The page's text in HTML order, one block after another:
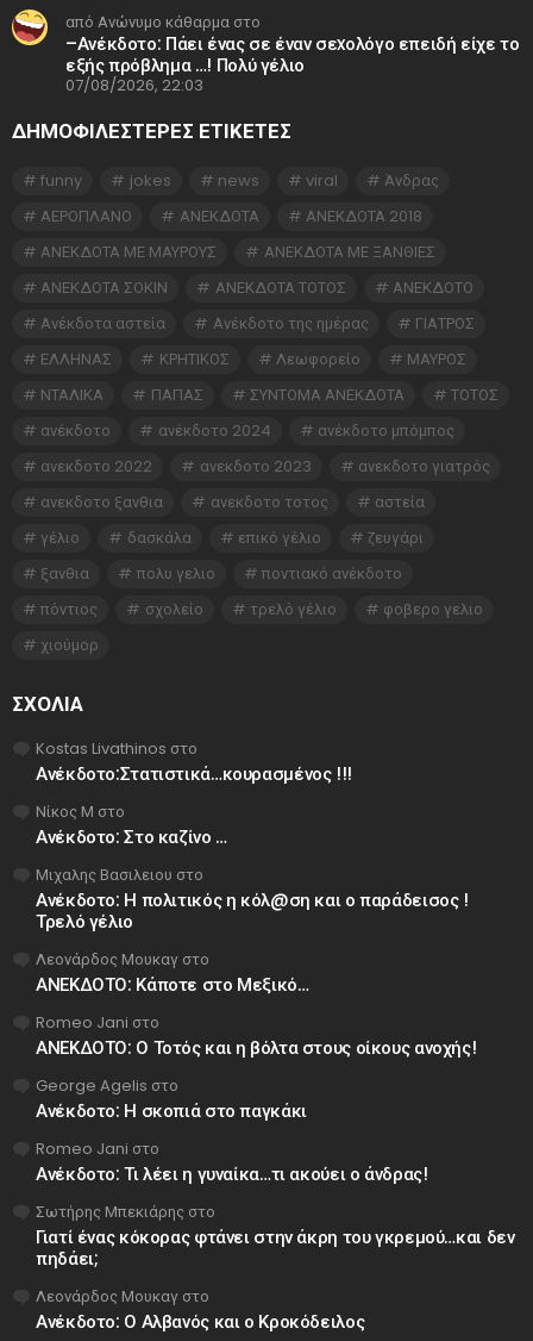
από Ανώνυμο κάθαρμα στο
–Ανέκδοτο: Πάει ένας σε έναν σεxολόγο επειδή είχε το
εξής πρόβλημα …! Πολύ γέλιο
07/08/2026, 22:03
ΔΗΜΟΦΙΛΕΣΤΕΡΕΣ ΕΤΙΚΈΤΕΣ
funny jokes news viral
Άνδρας
ΑΕΡΟΠΛΑΝΟ
ΑΝΕΚΔΟΤΑ
ΑΝΕΚΔΟΤΑ 2018
ΑΝΕΚΔΟΤΑ ΜΕ ΜΑΥΡΟΥΣ
ΑΝΕΚΔΟΤΑ ΜΕ ΞΑΝΘΙΕΣ
ΑΝΕΚΔΟΤΑ ΣΟΚΙΝ
ΑΝΕΚΔΟΤΑ ΤΟΤΟΣ
ΑΝΕΚΔΟΤΟ
Ανέκδοτα αστεία
Ανέκδοτο της ημέρας
ΓΙΑΤΡΟΣ
ΕΛΛΗΝΑΣ
ΚΡΗΤΙΚΟΣ Λεωφορείο
ΜΑΥΡΟΣ
ΝΤΑΛΙΚΑ
ΠΑΠΑΣ ΣΥΝΤΟΜΑ ΑΝΕΚΔΟΤΑ
ΤΟΤΟΣ
ανέκδοτο
ανέκδοτο 2024
ανέκδοτο μπόμπος
ανεκδοτο 2022
ανεκδοτο 2023
ανεκδοτο γιατρός
ανεκδοτο ξανθια
ανεκδοτο τοτος
αστεία
γέλιο
δασκάλα επικό γέλιο
ζευγάρι
ξανθια
πολυ γελιο
ποντιακό ανέκδοτο
πόντιος
σχολείο τρελό γέλιο
φοβερο γελιο
χιούμορ
ΣΧΌΛΙΑ
Kostas Livathinos στο
Ανέκδοτο:Στατιστικά…κουρασμένος !!!
Νίκος Μ στο
Ανέκδοτο: Στο καζίνο …
Μιχαλης Βασιλειου στο
Ανέκδοτο: Η πολιτικός η κόλ@ση και ο παράδεισος !
Τρελό γέλιο
Λεονάρδος Μουκαγ στο
ΑΝΕΚΔΟΤΟ: Κάποτε στο Μεξικό…
Romeo Jani στο
ΑΝΕΚΔΟΤΟ: Ο Τοτός και η βόλτα στους οίκους ανοχής!
George Agelis στο
Ανέκδοτο: Η σκοπιά στο παγκάκι
Romeo Jani στο
Ανέκδοτο: Τι λέει η γυναίκα…τι ακούει ο άνδρας!
Σωτήρης Μπεκιάρης στο
Γιατί ένας κόκορας φτάνει στην άκρη του γκρεμού…και δεν
πηδάει;
Λεονάρδος Μουκαγ στο
Ανέκδοτο: Ο Αλβανός και ο Κροκόδειλος